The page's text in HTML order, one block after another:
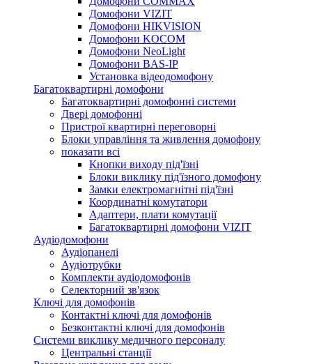
Домофони VIZIT
Домофони HIKVISION
Домофони KOCOM
Домофони NeoLight
Домофони BAS-IP
Установка відеодомофону
Багатоквартирні домофони
Багатоквартирні домофонні системи
Двері домофонні
Пристрої квартирні переговорні
Блоки управління та живлення домофону
показати всі
Кнопки виходу під'їзні
Блоки виклику під'їзного домофону
Замки електромагнітні під'їзні
Координатні комутатори
Адаптери, плати комутації
Багатоквартирні домофони VIZIT
Аудіодомофони
Аудіопанелі
Аудіотрубки
Комплекти аудіодомофонів
Селекторний зв'язок
Ключі для домофонів
Контактні ключі для домофонів
Безконтактні ключі для домофонів
Системи виклику медичного персоналу
Центральні станції